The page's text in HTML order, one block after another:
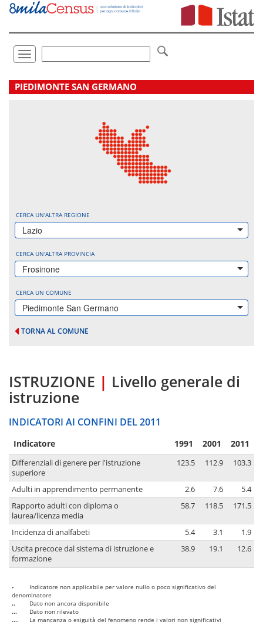
Vai
direttamente
Toggle
navigation
.
PIEDIMONTE SAN GERMANO
CERCA UN'ALTRA REGIONE
Lazio
CERCA UN'ALTRA PROVINCIA
Frosinone
CERCA UN COMUNE
Piedimonte San Germano
TORNA AL COMUNE
ISTRUZIONE | Livello generale di
istruzione
INDICATORI AI CONFINI DEL 2011
Indicatore 1991 2001 2011
Differenziali di genere per l'istruzione
superiore
123.5 112.9 103.3
Adulti in apprendimento permanente 2.6 7.6
5.4
Rapporto adulti con diploma o
laurea/licenza media
58.7 118.5 171.5
Incidenza di analfabeti 5.4 3.1
1.9
Uscita precoce dal sistema di istruzione e
formazione
38.9 19.1 12.6
-
Indicatore non applicabile per valore nullo o poco significativo del
denominatore
..
Dato non ancora disponibile
...
Dato non rilevato
....
La mancanza o esiguità del fenomeno rende i valori non significativi